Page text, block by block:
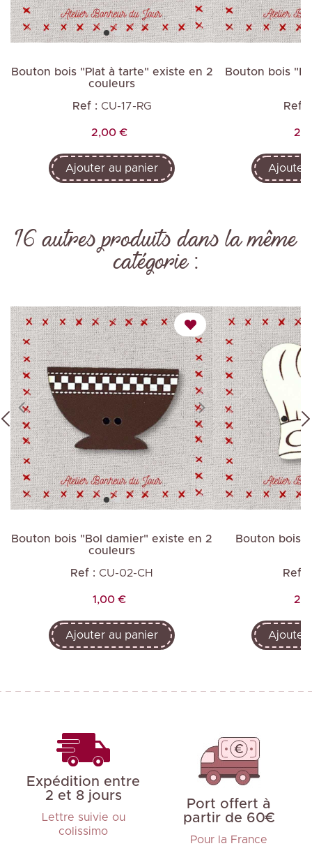
Bouton bois "Plat à tarte" existe en 2
couleurs
Ref : CU-17-RG
Prix
2,00 €
Ajouter au panier
Bouton bois
Ref :
Ajouter
16 autres produits dans la même
catégorie :
Bouton bois "Bol damier" existe en 2
couleurs
Ref : CU-02-CH
Prix
1,00 €
Ajouter au panier
Bouton bois
Ref :
Ajouter
Expédition entre
2 et 8 jours
Lettre suivie ou
colissimo
Port offert à
partir de 60€
Pour la France